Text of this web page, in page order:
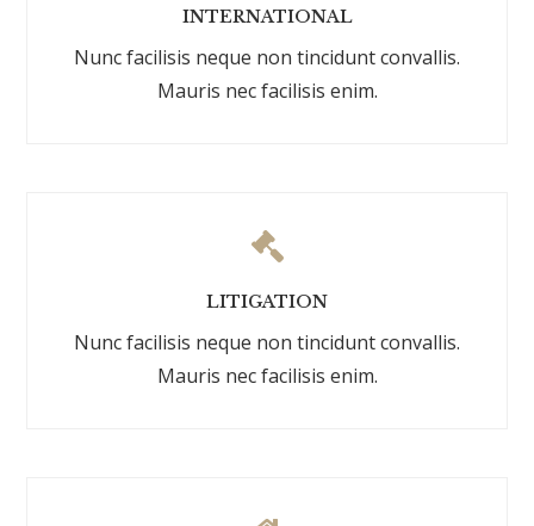
INTERNATIONAL
Nunc facilisis neque non tincidunt convallis.
Mauris nec facilisis enim.
LITIGATION
Nunc facilisis neque non tincidunt convallis.
Mauris nec facilisis enim.